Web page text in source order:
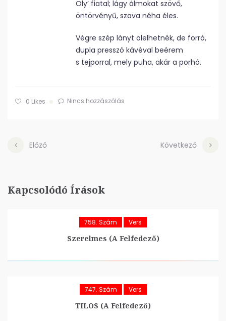
Oly’ fiatal; lágy álmokat szövő,
öntörvényű, szava néha éles.
Végre szép lányt ölelhetnék, de forró,
dupla presszó kávéval beérem
s tejporral, mely puha, akár a porhó.
0 Likes Nincs hozzászólás
Előző Következő
Kapcsolódó Írások
758. Szám Vers
Szerelmes (A Felfedező)
747. Szám Vers
TILOS (A Felfedező)